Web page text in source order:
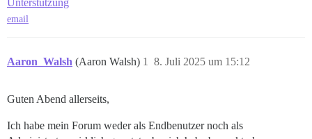
Unterstützung
email
Aaron_Walsh (Aaron Walsh) 8. Juli 2025 um 15:12
1
Guten Abend allerseits,
Ich habe mein Forum weder als Endbenutzer noch als